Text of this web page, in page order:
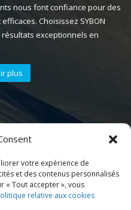
votre expérience de
et des contenus personnalisés
« Tout accepter », vous
relative aux cookies
nous font confiance pour des
Choisissez SYBON
exceptionnels en
plus
Auto paint
Film de masquage